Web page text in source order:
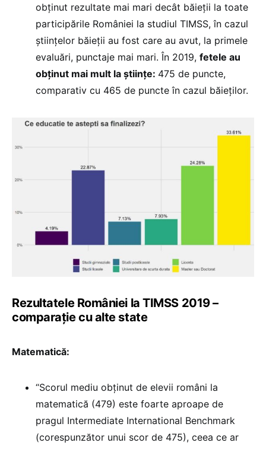
obținut rezultate mai mari decât băieții la toate
participările României la studiul TIMSS, în cazul
științelor băieții au fost care au avut, la primele
evaluări, punctaje mai mari. În 2019, fetele au
obținut mai mult la științe: 475 de puncte,
comparativ cu 465 de puncte în cazul băieților.
Rezultatele României la TIMSS 2019 –
comparație cu alte state
Matematică:
“Scorul mediu obținut de elevii români la
matematică (479) este foarte aproape de
pragul Intermediate International Benchmark
(corespunzător unui scor de 475), ceea ce ar